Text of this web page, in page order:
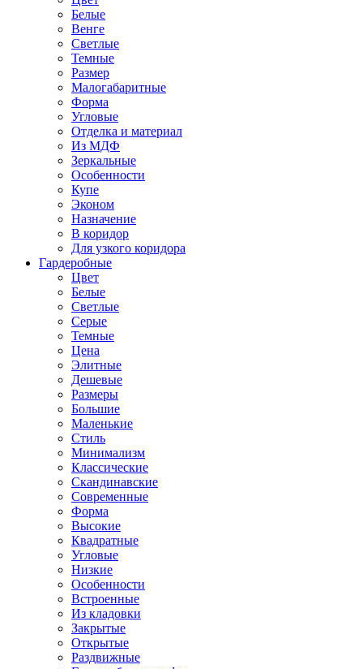
Белые
Венге
Светлые
Темные
Размер
Малогабаритные
Форма
Угловые
Отделка и материал
Из МДФ
Зеркальные
Особенности
Купе
Эконом
Назначение
В коридор
Для узкого коридора
Гардеробные
Цвет
Белые
Светлые
Серые
Темные
Цена
Элитные
Дешевые
Размеры
Большие
Маленькие
Стиль
Минимализм
Классические
Скандинавские
Современные
Форма
Высокие
Квадратные
Угловые
Низкие
Особенности
Встроенные
Из кладовки
Закрытые
Открытые
Раздвижные